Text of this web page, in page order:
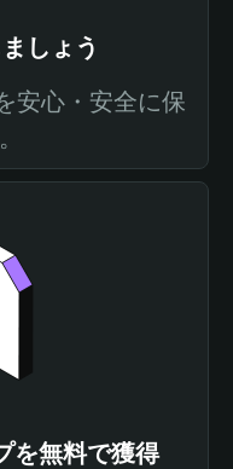
しょう
安心・安全に保
を無料で獲得